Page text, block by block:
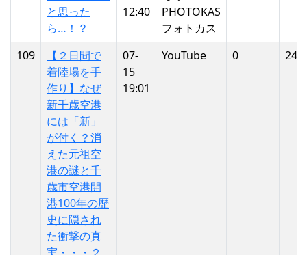
と思った
ら…！？
12:40
PHOTOKAS
フォトカス
109
【２日間で
着陸場を手
作り】なぜ
新千歳空港
には「新」
が付く？消
えた元祖空
港の謎と千
歳市空港開
港100年の歴
史に隠され
た衝撃の真
07-
15
19:01
YouTube 0 24